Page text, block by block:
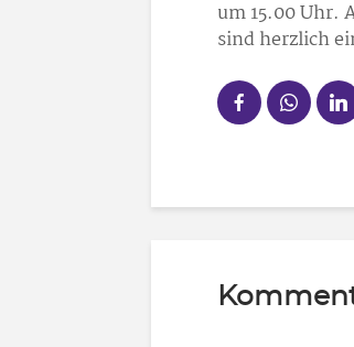
um 15.00 Uhr.
sind herzlich